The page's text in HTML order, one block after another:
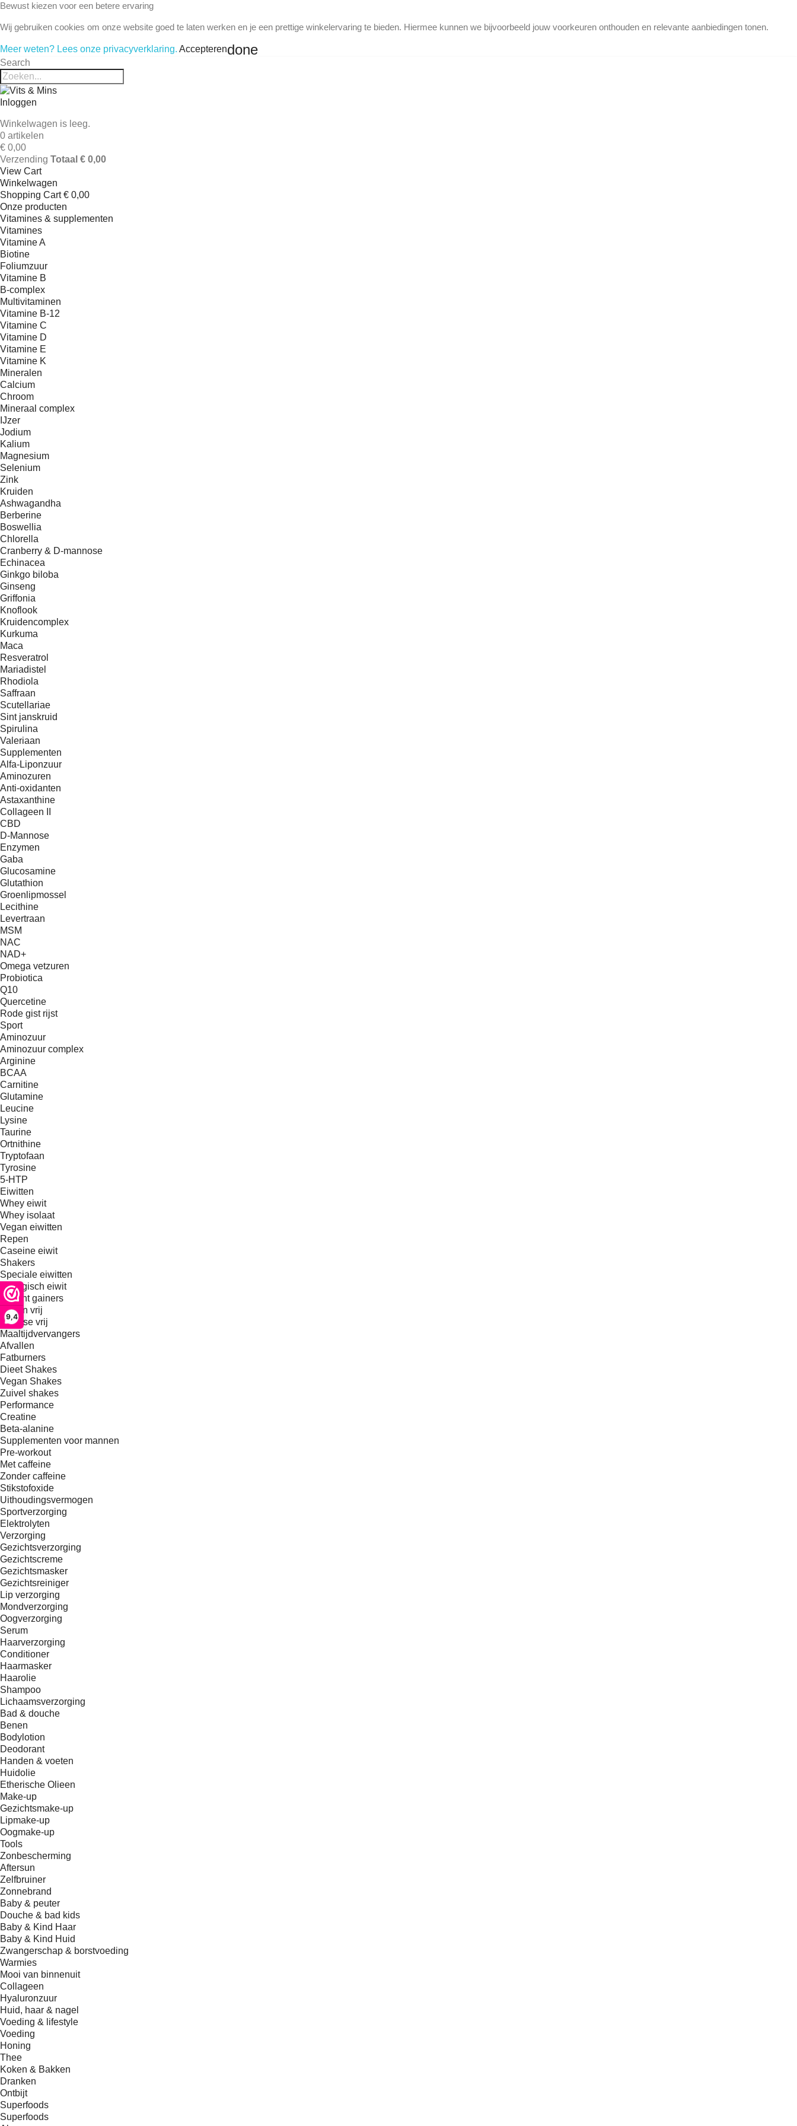
9,4
Bewust kiezen voor een betere ervaring
Wij gebruiken cookies om onze website goed te laten werken en je een prettige winkelervaring te bieden. Hiermee kunnen we bijvoorbeeld jouw voorkeuren onthouden en relevante aanbiedingen tonen.
Meer weten? Lees onze privacyverklaring. Accepterendone
Search
Inloggen
Winkelwagen is leeg.
0 artikelen
€ 0,00
Verzending Totaal € 0,00
View Cart
Winkelwagen
Shopping Cart € 0,00
Onze producten
Vitamines & supplementen
Vitamines
Vitamine A
Biotine
Foliumzuur
Vitamine B
B-complex
Multivitaminen
Vitamine B-12
Vitamine C
Vitamine D
Vitamine E
Vitamine K
Mineralen
Calcium
Chroom
Mineraal complex
IJzer
Jodium
Kalium
Magnesium
Selenium
Zink
Kruiden
Ashwagandha
Berberine
Boswellia
Chlorella
Cranberry & D-mannose
Echinacea
Ginkgo biloba
Ginseng
Griffonia
Knoflook
Kruidencomplex
Kurkuma
Maca
Resveratrol
Mariadistel
Rhodiola
Saffraan
Scutellariae
Sint janskruid
Spirulina
Valeriaan
Supplementen
Alfa-Liponzuur
Aminozuren
Anti-oxidanten
Astaxanthine
Collageen II
CBD
D-Mannose
Enzymen
Gaba
Glucosamine
Glutathion
Groenlipmossel
Lecithine
Levertraan
MSM
NAC
NAD+
Omega vetzuren
Probiotica
Q10
Quercetine
Rode gist rijst
Sport
Aminozuur
Aminozuur complex
Arginine
BCAA
Carnitine
Glutamine
Leucine
Lysine
Taurine
Ortnithine
Tryptofaan
Tyrosine
5-HTP
Eiwitten
Whey eiwit
Whey isolaat
Vegan eiwitten
Repen
Caseine eiwit
Shakers
Speciale eiwitten
Biologisch eiwit
Weight gainers
Gluten vrij
Lactose vrij
Maaltijdvervangers
Afvallen
Fatburners
Dieet Shakes
Vegan Shakes
Zuivel shakes
Performance
Creatine
Beta-alanine
Supplementen voor mannen
Pre-workout
Met caffeine
Zonder caffeine
Stikstofoxide
Uithoudingsvermogen
Sportverzorging
Elektrolyten
Verzorging
Gezichtsverzorging
Gezichtscreme
Gezichtsmasker
Gezichtsreiniger
Lip verzorging
Mondverzorging
Oogverzorging
Serum
Haarverzorging
Conditioner
Haarmasker
Haarolie
Shampoo
Lichaamsverzorging
Bad & douche
Benen
Bodylotion
Deodorant
Handen & voeten
Huidolie
Etherische Olieen
Make-up
Gezichtsmake-up
Lipmake-up
Oogmake-up
Tools
Zonbescherming
Aftersun
Zelfbruiner
Zonnebrand
Baby & peuter
Douche & bad kids
Baby & Kind Haar
Baby & Kind Huid
Zwangerschap & borstvoeding
Warmies
Mooi van binnenuit
Collageen
Hyaluronzuur
Huid, haar & nagel
Voeding & lifestyle
Voeding
Honing
Thee
Koken & Bakken
Dranken
Ontbijt
Superfoods
Superfoods